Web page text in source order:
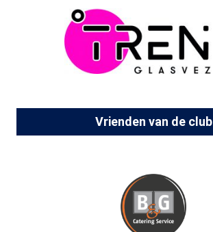
Vrienden van de club